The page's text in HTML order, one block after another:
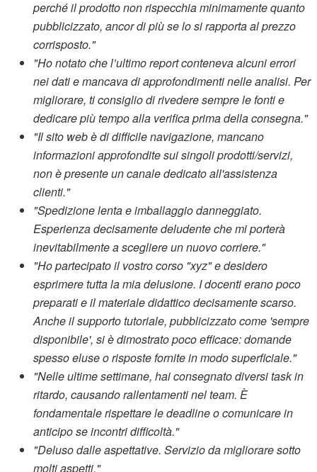
perché il prodotto non rispecchia minimamente quanto
pubblicizzato, ancor di più se lo si rapporta al prezzo
corrisposto."
"Ho notato che l’ultimo report conteneva alcuni errori
nei dati e mancava di approfondimenti nelle analisi. Per
migliorare, ti consiglio di rivedere sempre le fonti e
dedicare più tempo alla verifica prima della consegna."
"Il sito web è di difficile navigazione, mancano
informazioni approfondite sui singoli prodotti/servizi,
non è presente un canale dedicato all'assistenza
clienti."
"Spedizione lenta e imballaggio danneggiato.
Esperienza decisamente deludente che mi porterà
inevitabilmente a scegliere un nuovo corriere."
"Ho partecipato il vostro corso "xyz" e desidero
esprimere tutta la mia delusione. I docenti erano poco
preparati e il materiale didattico decisamente scarso.
Anche il supporto tutoriale, pubblicizzato come 'sempre
disponibile', si è dimostrato poco efficace: domande
spesso eluse o risposte fornite in modo superficiale."
"Nelle ultime settimane, hai consegnato diversi task in
ritardo, causando rallentamenti nel team. È
fondamentale rispettare le deadline o comunicare in
anticipo se incontri difficoltà."
"Deluso dalle aspettative. Servizio da migliorare sotto
molti aspetti."